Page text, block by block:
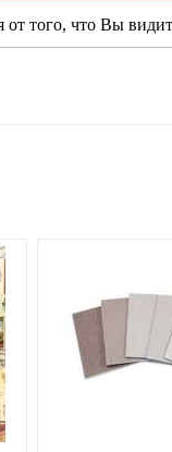
от того, что Вы